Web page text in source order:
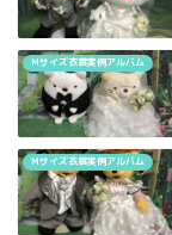
Mサイズ衣裳実例アルバム
Mサイズ衣裳実例アルバム